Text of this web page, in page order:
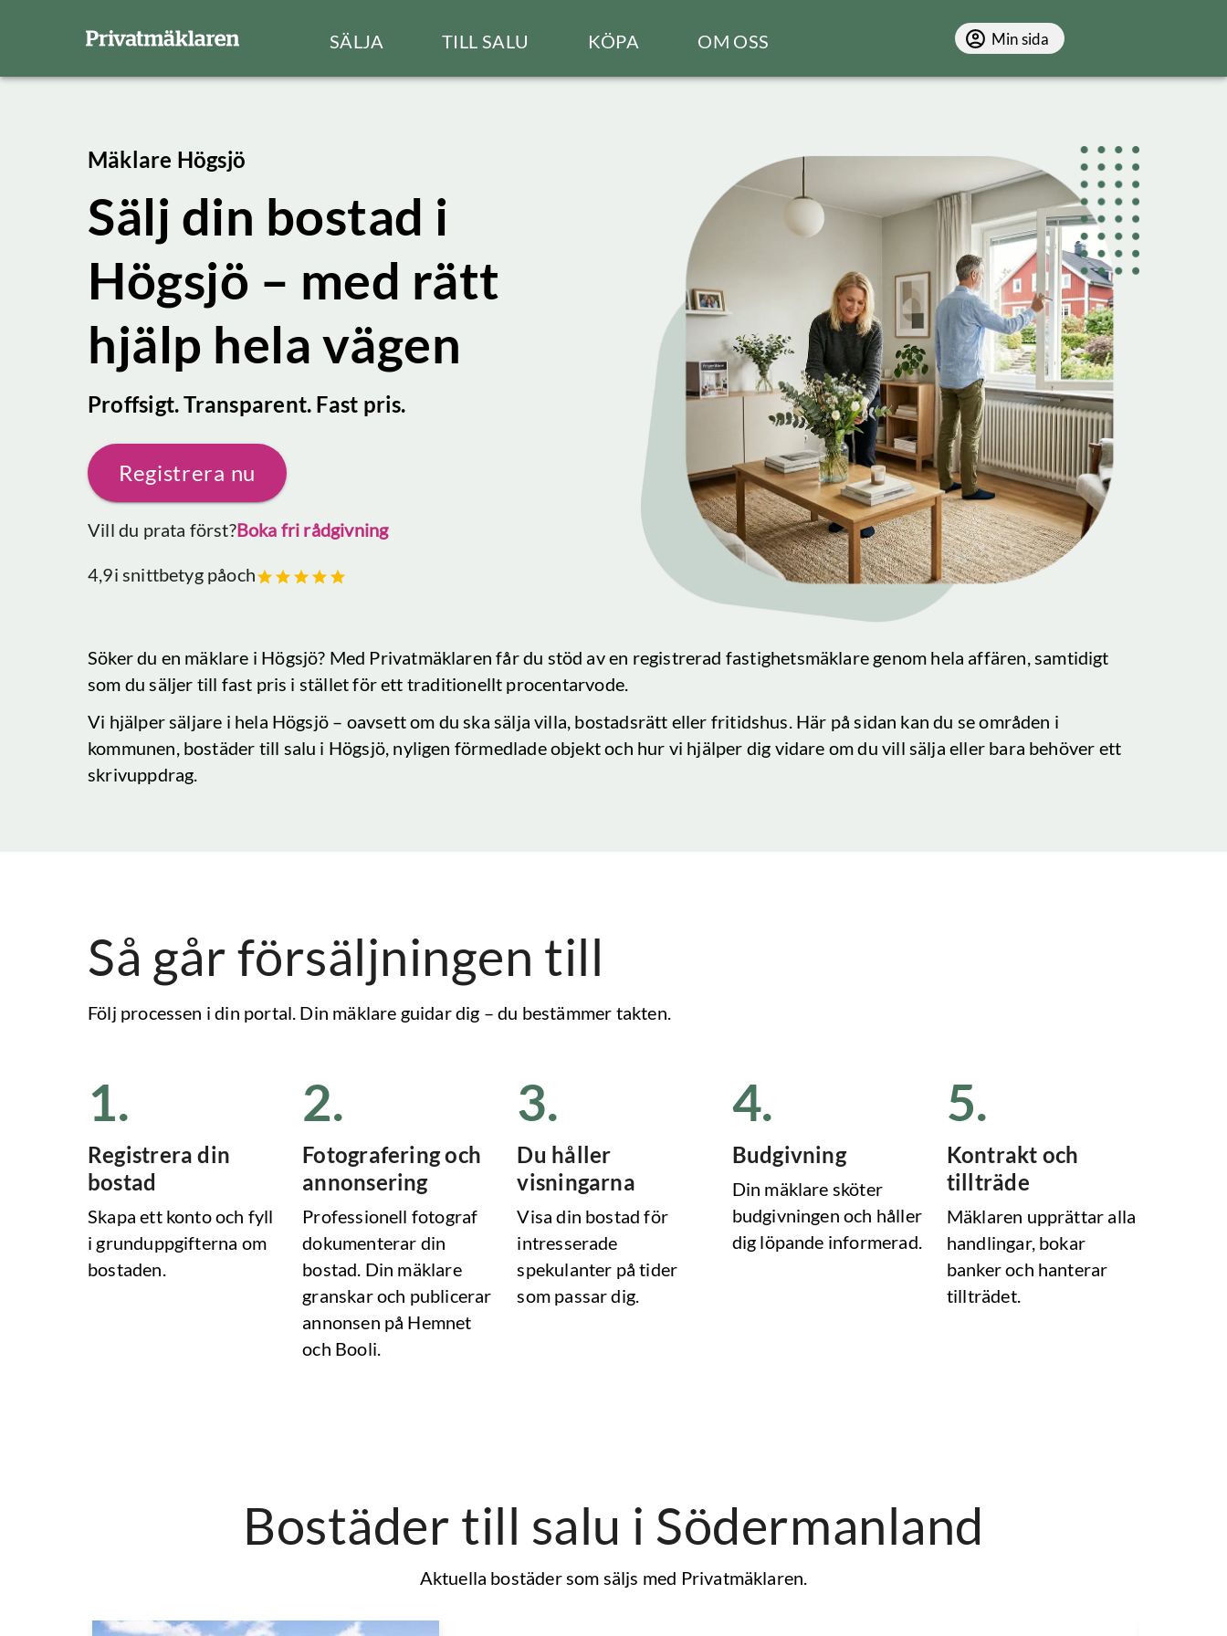
SÄLJA TILL SALU KÖPA OM OSS Min sida
Mäklare Högsjö
Sälj din bostad i
Högsjö – med rätt
hjälp hela vägen
Proffsigt. Transparent. Fast pris.
Registrera nu
Vill du prata först?Boka fri rådgivning
4,9i snittbetyg påoch
Söker du en mäklare i Högsjö? Med Privatmäklaren får du stöd av en registrerad fastighetsmäklare genom hela affären, samtidigt
som du säljer till fast pris i stället för ett traditionellt procentarvode.
Vi hjälper säljare i hela Högsjö – oavsett om du ska sälja villa, bostadsrätt eller fritidshus. Här på sidan kan du se områden i
kommunen, bostäder till salu i Högsjö, nyligen förmedlade objekt och hur vi hjälper dig vidare om du vill sälja eller bara behöver ett
skrivuppdrag.
Så går försäljningen till
Följ processen i din portal. Din mäklare guidar dig – du bestämmer takten.
1.
Registrera din
bostad
Skapa ett konto och fyll
i grunduppgifterna om
bostaden.
2.
Fotografering och
annonsering
Professionell fotograf
dokumenterar din
bostad. Din mäklare
granskar och publicerar
annonsen på Hemnet
och Booli.
3.
Du håller
visningarna
Visa din bostad för
intresserade
spekulanter på tider
som passar dig.
4.
Budgivning
Din mäklare sköter
budgivningen och håller
dig löpande informerad.
5.
Kontrakt och
tillträde
Mäklaren upprättar alla
handlingar, bokar
banker och hanterar
tillträdet.
Bostäder till salu i Södermanland
Aktuella bostäder som säljs med Privatmäklaren.